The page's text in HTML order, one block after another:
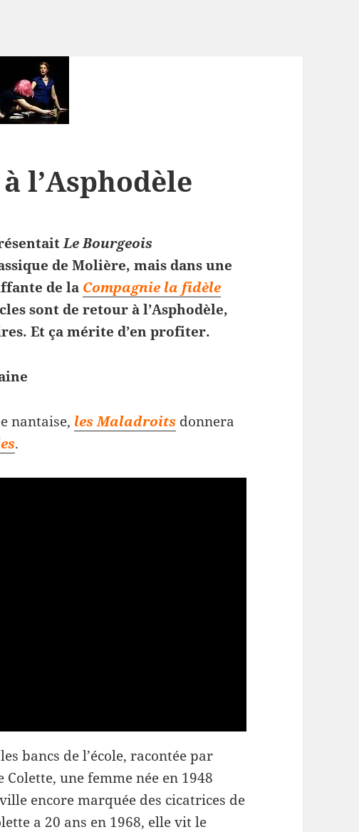
l’Asphodèle
Le Bourgeois
de Molière, mais dans une
de la Compagnie la fidèle
sont de retour à l’Asphodèle,
Et ça mérite d’en profiter.
nantaise, les Maladroits donnera
.
bancs de l’école, racontée par
une femme née en 1948
encore marquée des cicatrices de
a 20 ans en 1968, elle vit le